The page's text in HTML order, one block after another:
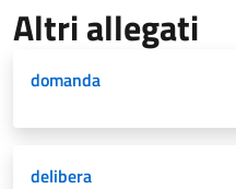
Altri allegati
domanda
delibera